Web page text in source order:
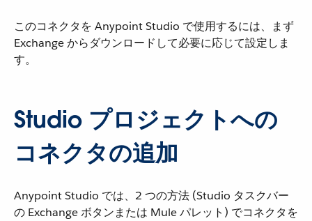
このコネクタを Anypoint Studio で使用するには、まず
Exchange からダウンロードして必要に応じて設定しま
す。
Studio プロジェクトへの
コネクタの追加
Anypoint Studio では、2 つの方法 (Studio タスクバー
の Exchange ボタンまたは Mule パレット) でコネクタを